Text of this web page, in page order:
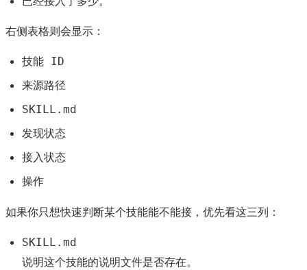
右侧表格则会显示：
技能 ID
来源路径
SKILL.md
发现状态
接入状态
操作
如果你只想快速判断某个技能能不能接，优先看这三列：
SKILL.md
说明这个技能的说明文件是否存在。